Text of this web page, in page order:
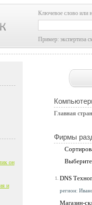
Ключевое слово или
Пример: экспертиза
Главная
Фирмы
1. DNS
регион:
Магазин-
он
и